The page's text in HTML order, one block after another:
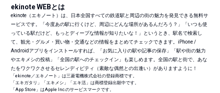
ekinote WEBとは
ekinote（エキノート）は、日本全国すべての鉄道駅と周辺の街の魅力を発見できる無料サ
ービスです。「今度あの駅に行くけど、周辺にどんな場所があるんだろう？」「いつも使
っている駅だけど、もっとディープな情報が知りたいな！」というとき、駅名で検索し
て、観光・グルメ・買い物・交通などの情報をまとめてチェックできます。iPhone /
Androidアプリをインストールすれば、「お気に入りの駅や記事の保存」「駅や街の魅力
やエキメシの投稿」「全国の駅へのチェックイン」も楽しめます。全国の駅と街で、あな
たをワクワクさせるセレンディピティ（素敵な偶然との出逢い）がありますように！
「ekinote／エキノート」は三菱電機株式会社の登録商標です。
「エキガタリ」「エキメシ」「エキ活」は商標登録出願中です。
「App Store」はApple Inc.のサービスマークです。